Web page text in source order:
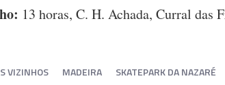
13 horas, C. H. Achada, Curral das
VIZINHOS MADEIRA SKATEPARK DA NAZARÉ